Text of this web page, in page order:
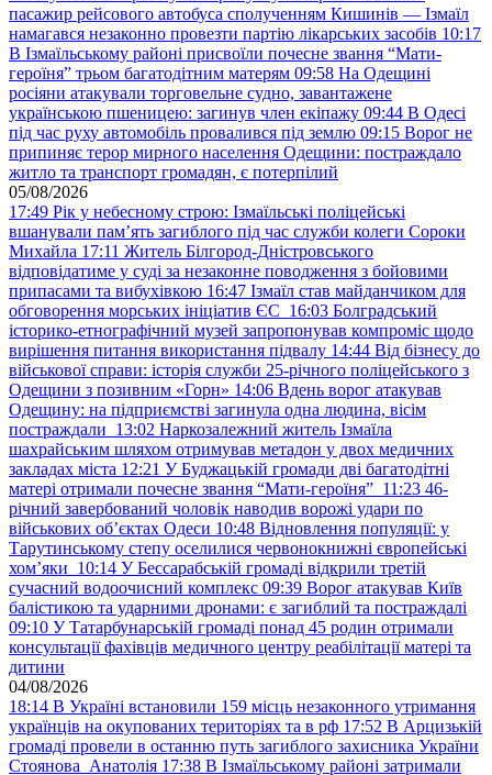
пасажир рейсового автобуса сполученням Кишинів — Ізмаїл
намагався незаконно провезти партію лікарських засобів 10:17
В Ізмаїльському районі присвоїли почесне звання “Мати-
героїня” трьом багатодітним матерям 09:58 На Одещині
росіяни атакували торговельне судно, завантажене
українською пшеницею: загинув член екіпажу 09:44 В Одесі
під час руху автомобіль провалився під землю 09:15 Ворог не
припиняє терор мирного населення Одещини: постраждало
житло та транспорт громадян, є потерпілий
05/08/2026
17:49 Рік у небесному строю: Ізмаїльські поліцейські
вшанували пам’ять загиблого під час служби колеги Сороки
Михайла 17:11 Житель Білгород-Дністровського
відповідатиме у суді за незаконне поводження з бойовими
припасами та вибухівкою 16:47 Ізмаїл став майданчиком для
обговорення морських ініціатив ЄС 16:03 Болградський
історико-етнографічний музей запропонував компроміс щодо
вирішення питання використання підвалу 14:44 Від бізнесу до
військової справи: історія служби 25-річного поліцейського з
Одещини з позивним «Горн» 14:06 Вдень ворог атакував
Одещину: на підприємстві загинула одна людина, вісім
постраждали 13:02 Наркозалежний житель Ізмаїла
шахрайським шляхом отримував метадон у двох медичних
закладах міста 12:21 У Буджацькій громади дві багатодітні
матері отримали почесне звання “Мати-героїня” 11:23 46-
річний завербований чоловік наводив ворожі удари по
військових обʼєктах Одеси 10:48 Відновлення популяції: у
Тарутинському степу оселилися червонокнижні європейські
хом’яки 10:14 У Бессарабській громаді відкрили третій
сучасний водоочисний комплекс 09:39 Ворог атакував Київ
балістикою та ударними дронами: є загиблий та постраждалі
09:10 У Татарбунарській громаді понад 45 родин отримали
консультації фахівців медичного центру реабілітації матері та
дитини
04/08/2026
18:14 В Україні встановили 159 місць незаконного утримання
українців на окупованих територіях та в рф 17:52 В Арцизькій
громаді провели в останню путь загиблого захисника України
Стоянова Анатолія 17:38 В Ізмаїльському районі затримали